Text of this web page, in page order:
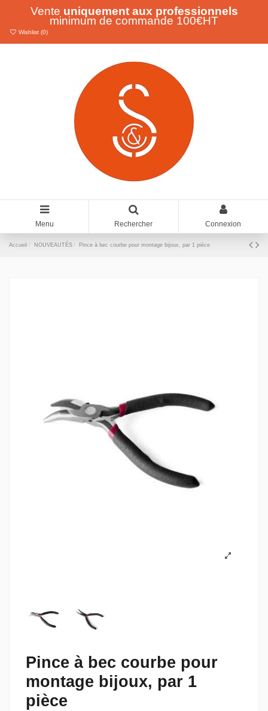
Vente uniquement aux professionnels
minimum de commande 100€HT
Wishlist (0)
Menu Rechercher Connexion
Accueil NOUVEAUTÉS Pince à bec courbe pour montage bijoux, par 1 pièce
Pince à bec courbe pour
montage bijoux, par 1
pièce